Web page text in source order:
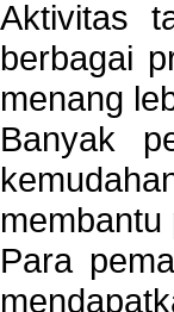
Aktivitas
berbagai
menang
Banyak
Para